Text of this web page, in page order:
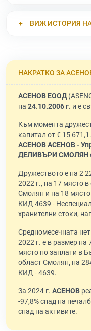
ВИЖ ИСТОРИЯ
НАКРАТКО ЗА
АСЕНОВ ЕООД
на 24.10.2006 г. и е
Към момента
капитал от € 15
АСЕНОВ АСЕНОВ -
ДЕЛИВЪРИ СМОЛЯН
Дружеството е на 2
2022 г., на 17 място
Смолян и на 18
КИД 4639 -
хранителни стоки,
Средномесечната
2022 г. е в размер на
място по заплати в
област Смолян, на
КИД - 4639.
За 2024 г. АСЕНОВ
-97,8% спад на
спад на активите.